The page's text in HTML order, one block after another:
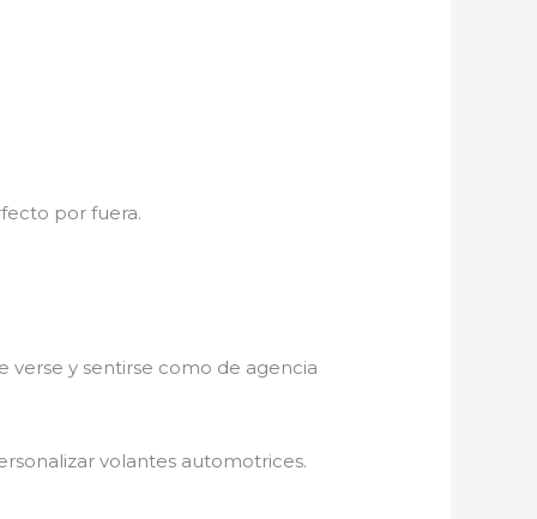
por fuera.
verse y sentirse como de agencia
volantes automotrices.